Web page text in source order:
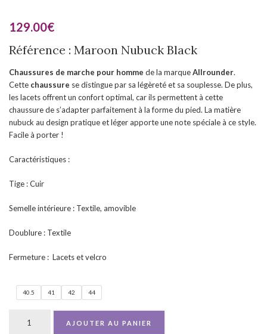
129.00€
Référence : Maroon Nubuck Black
Chaussures de marche pour homme de la marqueAllrounder.
Cette chaussure se distingue par sa légèreté et sa souplesse. De plus,
les lacets offrent un confort optimal, car ils permettent à cette
chaussure de s’adapter parfaitement à la forme du pied. La matière
nubuck au design pratique et léger apporte une note spéciale à ce style.
Facile à porter !
Caractéristiques :
Tige : Cuir
Semelle intérieure : Textile, amovible
Doublure : Textile
Fermeture : Lacets et velcro
40.5 41 42 44
AJOUTER AU PANIER